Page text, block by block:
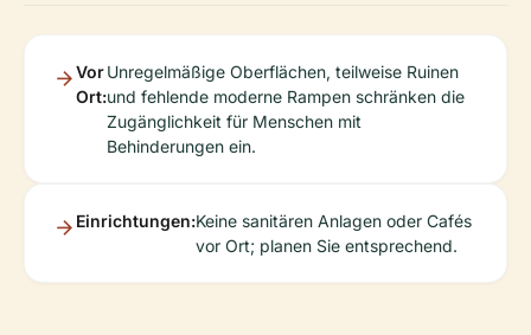
Vor
Ort:
Unregelmäßige Oberflächen, teilweise Ruinen
und fehlende moderne Rampen schränken die
Zugänglichkeit für Menschen mit
Behinderungen ein.
Einrichtungen:Keine sanitären Anlagen oder Cafés
vor Ort; planen Sie entsprechend.